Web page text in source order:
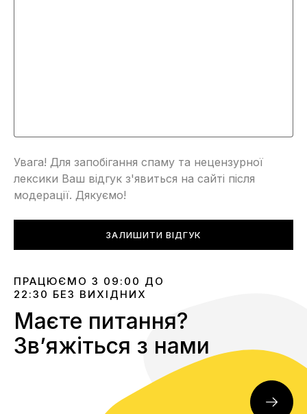
Увага! Для запобігання спаму та нецензурної
лексики Ваш відгук з'явиться на сайті після
модерації. Дякуємо!
ЗАЛИШИТИ ВІДГУК
ПРАЦЮЄМО З 09:00 ДО
22:30 БЕЗ ВИХІДНИХ
Маєте питання?
Звʼяжіться з нами